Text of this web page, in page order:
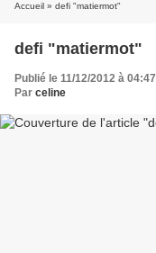
Accueil » defi "matiermot"
defi "matiermot"
Publié le 11/12/2012 à 04:47
Par celine